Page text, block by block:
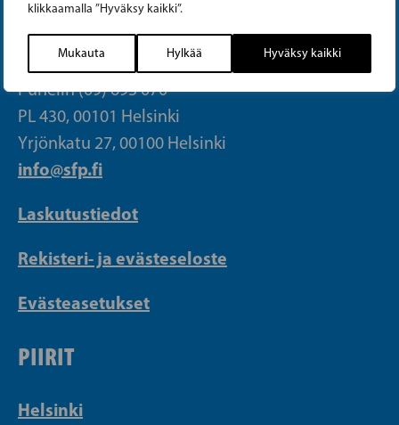
klikkaamalla ”Hyväksy kaikki”.
Mukauta Hylkää Hyväksy kaikki
PUOLUETOIMISTO
Puhelin (09) 693 070
PL 430, 00101 Helsinki
Yrjönkatu 27, 00100 Helsinki
info@sfp.fi
Laskutustiedot
Rekisteri- ja evästeseloste
Evästeasetukset
PIIRIT
Helsinki